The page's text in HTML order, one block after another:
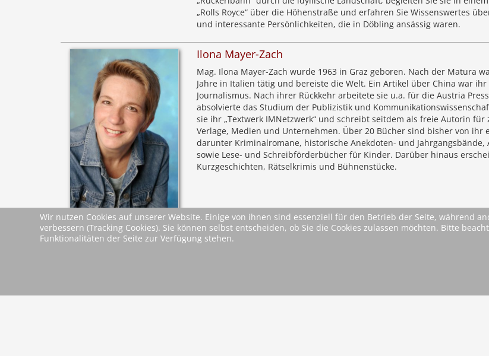
„Rolls Royce“ über die Höhenstraße und erfahren Sie Wissenswertes
und interessante Persönlichkeiten, die in Döbling ansässig waren.
Ilona Mayer-Zach
Mag. Ilona Mayer-Zach wurde 1963 in Graz geboren. Nach der Matura
Jahre in Italien tätig und bereiste die Welt. Ein Artikel über China war
Journalismus. Nach ihrer Rückkehr arbeitete sie u.a. für die Austria
absolvierte das Studium der Publizistik und
sie ihr „Textwerk IMNetzwerk“ und schreibt seitdem als freie Autorin für
Verlage, Medien und Unternehmen. Über 20 Bücher sind bisher von ihr
darunter Kriminalromane, historische Anekdoten- und Jahrgangsbände,
sowie Lese- und Schreibförderbücher für Kinder. Darüber hinaus
Kurzgeschichten, Rätselkrimis und Bühnenstücke.
Leseproben & Leseprobe
Wir nutzen Cookies auf unserer Website. Einige von ihnen sind essenziell für den Betrieb der Seite, während
verbessern (Tracking Cookies). Sie können selbst entscheiden, ob Sie die Cookies zulassen möchten. Bitte
Funktionalitäten der Seite zur Verfügung stehen.